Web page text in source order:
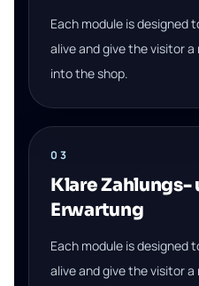
Each module is designed
alive and give the visitor
into the shop.
03
Klare Zahlungs-
Erwartung
Each module is designed
alive and give the visitor